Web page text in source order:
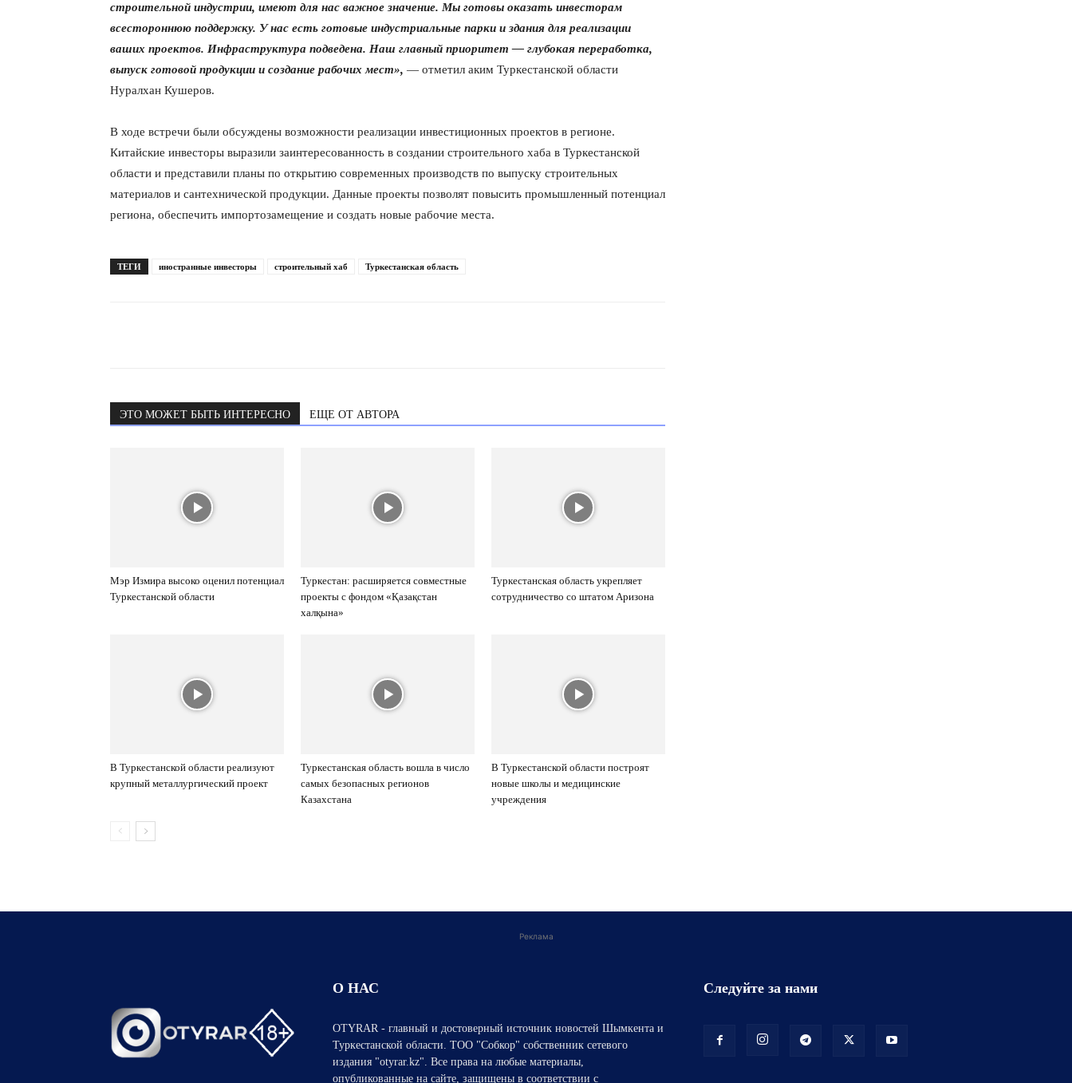
строительной индустрии, имеют для нас важное значение. Мы готовы оказать инвесторам
всестороннюю поддержку. У нас есть готовые индустриальные парки и здания для реализации
ваших проектов. Инфраструктура подведена. Наш главный приоритет — глубокая переработка,
выпуск готовой продукции и создание рабочих мест», — отметил аким Туркестанской области
Нуралхан Кушеров.
В ходе встречи были обсуждены возможности реализации инвестиционных проектов в регионе.
Китайские инвесторы выразили заинтересованность в создании строительного хаба в Туркестанской
области и представили планы по открытию современных производств по выпуску строительных
материалов и сантехнической продукции. Данные проекты позволят повысить промышленный потенциал
региона, обеспечить импортозамещение и создать новые рабочие места.
ТЕГИ иностранные инвесторы строительный хаб Туркестанская область
ЭТО МОЖЕТ БЫТЬ ИНТЕРЕСНО ЕЩЕ ОТ АВТОРА
Мэр Измира высоко оценил потенциал
Туркестанской области
Туркестан: расширяется совместные
проекты с фондом «Қазақстан
халқына»
Туркестанская область укрепляет
сотрудничество со штатом Аризона
В Туркестанской области реализуют
крупный металлургический проект
Туркестанская область вошла в число
самых безопасных регионов
Казахстана
В Туркестанской области построят
новые школы и медицинские
учреждения
Реклама
О НАС
OTYRAR - главный и достоверный источник новостей Шымкента и
Туркестанской области. ТОО "Собкор" собственник сетевого
издания "otyrar.kz". Все права на любые материалы,
опубликованные на сайте, защищены в соответствии с
Следуйте за нами